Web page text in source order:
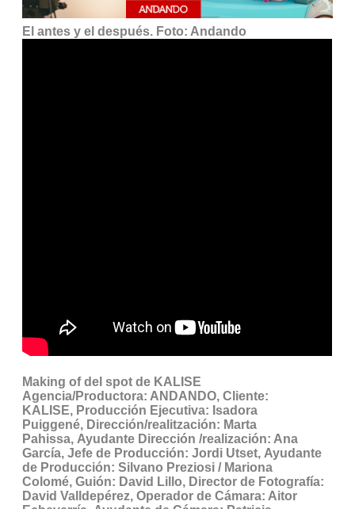
El antes y el después. Foto: Andando
Making of del spot de KALISE
Agencia/Productora: ANDANDO, Cliente:
KALISE, Producción Ejecutiva: Isadora
Puiggené, Dirección/realitzación: Marta
Pahissa, Ayudante Dirección /realización: Ana
García, Jefe de Producción: Jordi Utset, Ayudante
de Producción: Silvano Preziosi / Mariona
Colomé,Guión: David Lillo, Director de Fotografía:
David Valldepérez,Operador de Cámara: Aitor